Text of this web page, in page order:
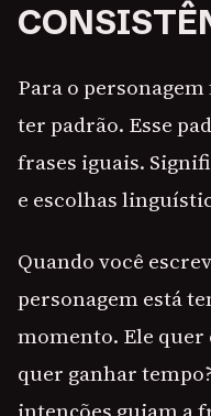
Para o
ter padrão. Esse
frases iguais.
e escolhas
Quando você
personagem está
momento. Ele quer
quer ganhar